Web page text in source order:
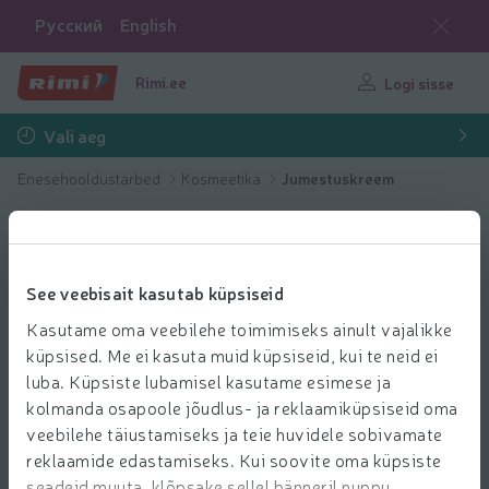
See veebisait kasutab küpsiseid
Kasutame oma veebilehe toimimiseks ainult vajalikke
küpsised. Me ei kasuta muid küpsiseid, kui te neid ei
luba. Küpsiste lubamisel kasutame esimese ja
kolmanda osapoole jõudlus- ja reklaamiküpsiseid oma
veebilehe täiustamiseks ja teie huvidele sobivamate
reklaamide edastamiseks. Kui soovite oma küpsiste
Русский English
Rimi.ee Logi sisse
Vali aeg
Enesehooldustarbed Kosmeetika Jumestuskreem